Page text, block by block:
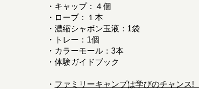
・キャップ：４個
・ロープ：１本
・濃縮シャボン玉液：1袋
・トレー：1個
・カラーモール：3本
・体験ガイドブック
・ ファミリーキャンプは学びのチャン